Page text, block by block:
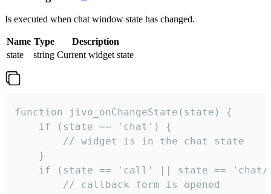
Is executed when chat window state has changed.
Name Type
Description
state
string Current widget state
function jivo_onChangeState(state) {
    if (state == 'chat') {
        // widget is in the chat state
    }
if (state == 'call' || state ==
        // callback form is opened